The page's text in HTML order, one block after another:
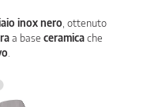
inox nero , ottenuto
a base ceramicache